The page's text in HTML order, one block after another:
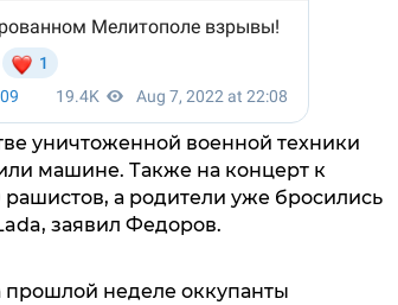
уничтоженной военной техники
машине. Также на концерт к
а родители уже бросились
заявил Федоров.
прошлой неделе оккупанты